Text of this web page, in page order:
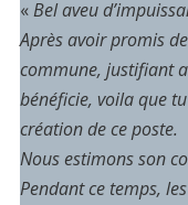
«Bel aveu
Après avoir promis
commune, justifiant
bénéficie, voila que
création de ce poste.
Nous estimons son
Pendant ce temps,